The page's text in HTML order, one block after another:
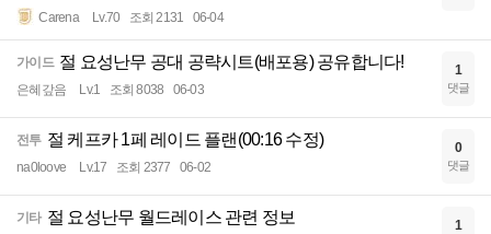
Carena Lv.70 조회 2131 06-04
가이드 절 요성난무 공대 공략시트(배포용) 공유합니다!
은혜갚음 Lv.1 조회 8038 06-03
1
댓글
전투 절 케프카 1페 레이드 플랜(00:16 수정)
na0loove Lv.17 조회 2377 06-02
0
댓글
기타 절 요성난무 월드레이스 관련 정보 1